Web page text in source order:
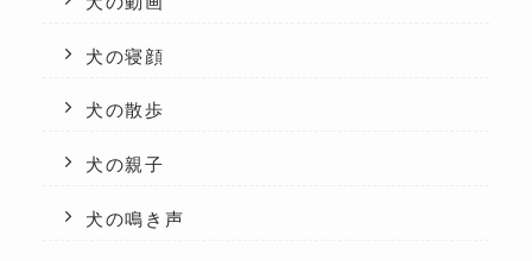
犬の寝顔
犬の散歩
犬の親子
犬の鳴き声